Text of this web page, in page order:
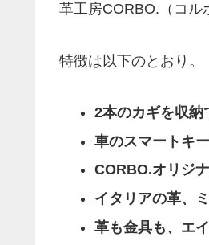
革工房CORBO.（コル
特徴は以下のとおり。
2本のカギを収納
車のスマートキ
CORBO.オリジ
イタリアの革、
革も金具も、エ